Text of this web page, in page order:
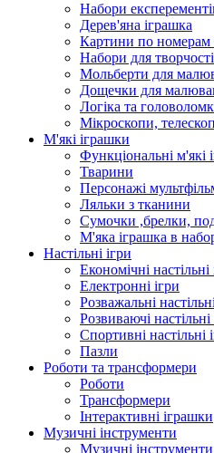
Набори
Дерев'яна іграшка
Картини по номерам
Набори для творчості
Мольберти для
Дощечки для
Логіка та
Мікроскопи,
М'які іграшки
Функціональні м'які
Тварини
Персонажі
Ляльки з тканини
Сумочки ,брелки,
М'яка іграшка в
Настільні ігри
Економічні настільні
Електронні ігри
Розважальні
Розвиваючі настільні
Спортивні настільні
Пазли
Роботи та трансформери
Роботи
Трансформери
Інтерактивні іграшки
Музичні інструменти
Музичні